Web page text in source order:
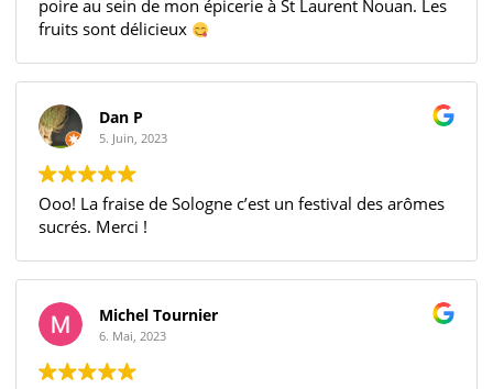
poire au sein de mon épicerie à St Laurent Nouan. Les
fruits sont délicieux
Dan P
5. Juin, 2023
Ooo! La fraise de Sologne c’est un festival des arômes
sucrés. Merci !
Michel Tournier
6. Mai, 2023